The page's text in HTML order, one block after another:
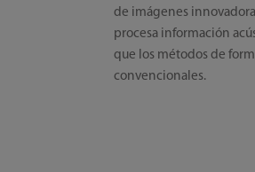
de imágenes
procesa información
que los métodos de
convencionales.